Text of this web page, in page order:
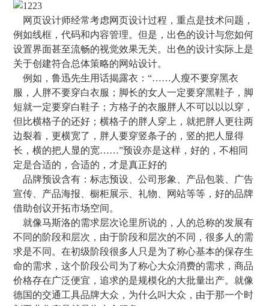
网页设计师经常考虑网页设计过程，重点是技术问题，
例如线框，代码和内容管理。但是，出色的设计与您如何
设置界面甚至流畅的视觉效果无关。出色的设计实际上是
关于创建符合总体策略的网站设计。
例如，鲁迅先生用话揭露衣：“……人瘦不要穿黑衣
服，人胖不要穿白衣服；脚长的女人一定要穿黑鞋子，脚
短就一定要穿白鞋子；方格子的衣服胖人不可以以以穿，
但比横格子的还好；横格子的胖人穿上，就把胖人更往两
边裂着，更横宽了，胖人要穿竖条子的，竖的把人显得
长，横的把人显的宽……”预设亦是这样，好的，不相同
定是合适的，合适的，才是真正好的
品牌预设含有：标志预设、公司形象、产品包装、广告
宣传、产品海报、橱柜展示、礼物、网站等等，好的品牌
借助创议开拓市场空间。
就像马斯洛的需求层次论里所说的，人的总称的发展有
不同的阶段和层次，由于阶段和层次的不同，很多人的需
求是不同。在初级阶段很多人只是为了称心基本的保存生
命的需求，这个阶段公司为了称心大众消费的需求，商品
价格存在广泛便宜，追求的是规模化的大批量出产。就像
德国的交通工具品牌大众，为什么叫大众，由于那一个时